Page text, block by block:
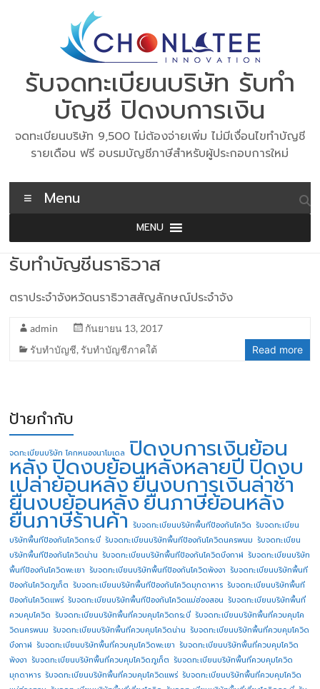
รับจดทะเบียนบริษัท รับทำ
บัญชี ปิดงบการเงิน
จดทะเบียนบริษัท 9,500 ไม่ต้องจ่ายเพิ่ม ไม่มีเงื่อนไขทำบัญชี
รายเดือน ฟรี อบรมบัญชีภาษีสำหรับผู้ประกอบการใหม่
Menu
MENU
รับทำบัญชีนราธิวาส
ตราประจำจังหวัดนราธิวาสสัญลักษณ์ประจำจัง
admin
กันยายน 13, 2017
รับทำบัญชี, รับทำบัญชีภาคใต้ Read more
ป้ายกำกับ
จดทะเบียนบริษัท โคกหนองนาโมเดล ปิดงบการเงินย้อน
หลังปิดงบย้อนหลังหลายปี ปิดงบ
เปล่าย้อนหลังยื่นงบการเงินล่าช้า
ยื่นงบย้อนหลังยื่นภาษีย้อนหลัง
ยื่นภาษีร้านค้า รับจดทะเบียนบริษัทพื้นทีป้องกันโควิด รับจดทะเบียน
บริษัทพื้นทีป้องกันโควิดกระบี่ รับจดทะเบียนบริษัทพื้นทีป้องกันโควิดนครพนม รับจดทะเบียน
บริษัทพื้นทีป้องกันโควิดน่าน รับจดทะเบียนบริษัทพื้นทีป้องกันโควิดบึงกาฬ รับจดทะเบียนบริษัท
พื้นทีป้องกันโควิดพะเยา รับจดทะเบียนบริษัทพื้นทีป้องกันโควิดพังงา รับจดทะเบียนบริษัทพื้นที
ป้องกันโควิดภูเก็ต รับจดทะเบียนบริษัทพื้นทีป้องกันโควิดมุกดาหาร รับจดทะเบียนบริษัทพื้นที
ป้องกันโควิดแพร่ รับจดทะเบียนบริษัทพื้นทีป้องกันโควิดแม่ฮ่องสอน รับจดทะเบียนบริษัทพื้นที่
ควบคุมโควิด รับจดทะเบียนบริษัทพื้นที่ควบคุมโควิดกระบี่ รับจดทะเบียนบริษัทพื้นที่ควบคุมโค
วิดนครพนม รับจดทะเบียนบริษัทพื้นที่ควบคุมโควิดน่าน รับจดทะเบียนบริษัทพื้นที่ควบคุมโควิด
บึงกาฬ รับจดทะเบียนบริษัทพื้นที่ควบคุมโควิดพะเยา รับจดทะเบียนบริษัทพื้นที่ควบคุมโควิด
พังงา รับจดทะเบียนบริษัทพื้นที่ควบคุมโควิดภูเก็ต รับจดทะเบียนบริษัทพื้นที่ควบคุมโควิด
มุกดาหาร รับจดทะเบียนบริษัทพื้นที่ควบคุมโควิดแพร่ รับจดทะเบียนบริษัทพื้นที่ควบคุมโควิด